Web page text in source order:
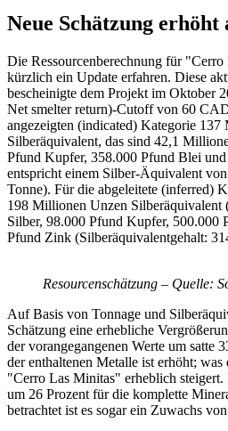
Neue Schätzung erhöht
Die Ressourcenberechnung für
kürzlich ein Update erfahren. Diese
bescheinigte dem Projekt im Oktober
Net smelter return)-Cutoff von 60
angezeigten (indicated) Kategorie
Silberäquivalent, das sind 42,1
Pfund Kupfer, 358.000 Pfund Blei
entspricht einem Silber-Äquivalent
Tonne). Für die abgeleitete (inferred)
198 Millionen Unzen
Silber, 98.000 Pfund Kupfer, 500.000
Pfund Zink (Silberäquivalentgehalt:
Resourcenschätzung – Quelle:
Auf Basis von Tonnage und
Schätzung eine erhebliche
der vorangegangenen Werte um satte
der enthaltenen Metalle ist erhöht;
"Cerro Las Minitas" erheblich steigert.
um 26 Prozent für die komplette
betrachtet ist es sogar ein Zuwachs